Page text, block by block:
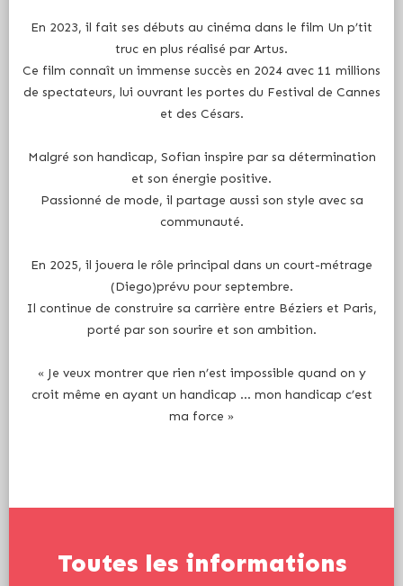
En 2023, il fait ses débuts au cinéma dans le film Un p’tit
truc en plus réalisé par Artus.
Ce film connaît un immense succès en 2024 avec 11 millions
de spectateurs, lui ouvrant les portes du Festival de Cannes
et des Césars.
Malgré son handicap, Sofian inspire par sa détermination
et son énergie positive.
Passionné de mode, il partage aussi son style avec sa
communauté.
En 2025, il jouera le rôle principal dans un court-métrage
(Diego)prévu pour septembre.
Il continue de construire sa carrière entre Béziers et Paris,
porté par son sourire et son ambition.
« Je veux montrer que rien n’est impossible quand on y
croit même en ayant un handicap … mon handicap c’est
ma force »
Toutes les informations